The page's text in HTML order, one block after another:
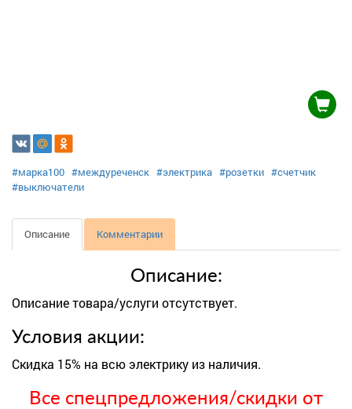
#марка100 #междуреченск #электрика #розетки #счетчик
#выключатели
Описание Комментарии
Описание:
Описание товара/услуги отсутствует.
Условия акции:
Скидка 15% на всю электрику из наличия.
Все спецпредложения/скидки от